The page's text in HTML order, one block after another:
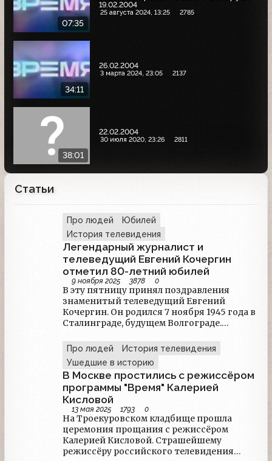
07:35
19.02.2004
25 августа 2024, 13:25 2785
34:11
26.02.2004
3 марта 2024, 23:05 2137
38:01
22.02.2004
30 июля 2020, 23:26 2811
Статьи
Про людей
Юбилей
История телевидения
Легендарный журналист и
телеведущий Евгений Кочергин
отметил 80-летний юбилей
9 ноября 2025 3878 0
В эту пятницу принял поздравления
знаменитый телеведущий Евгений
Кочергин. Он родился 7 ноября 1945 года в
Сталинграде, будущем Волгограде.
уехал работать в Якутию, где позже нашёл
себя диктором на радио. Оттуда он
перешёл сначала на местное телевидение,
а спустя время - на Центральное. После
крушения СССР он нашёл себя на новом
российском телевидении - успел
поработать в "Деловой России" канала
РТР, других программах, сотрудничал с
каналами "Ностальгия" и "Радость моя".
Остаётся он востребован и сегодня -
нередко Кочергин становится ведущим
Про людей
История телевидения
Ушедшие в историю
В Москве простились с режиссёром
программы "Время" Калерией
Кисловой
13 мая 2025 1793 0
На Троекуровском кладбище прошла
церемония прощания с режиссёром
Калерией Кисловой. Страшейшему
режиссёру российского телевидения